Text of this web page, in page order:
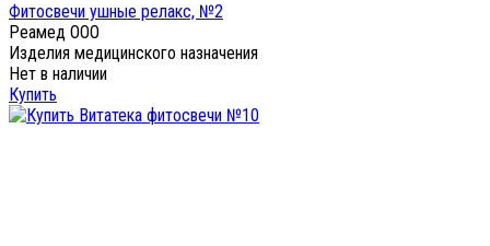
Фитосвечи ушные релакс, №2
Реамед ООО
Изделия медицинского назначения
Нет в наличии
Купить